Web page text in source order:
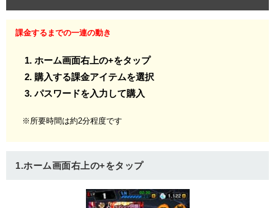
課金するまでの一連の動き
ホーム画面右上の+をタップ
購入する課金アイテムを選択
パスワードを入力して購入
※所要時間は約2分程度です
1.ホーム画面右上の+をタップ